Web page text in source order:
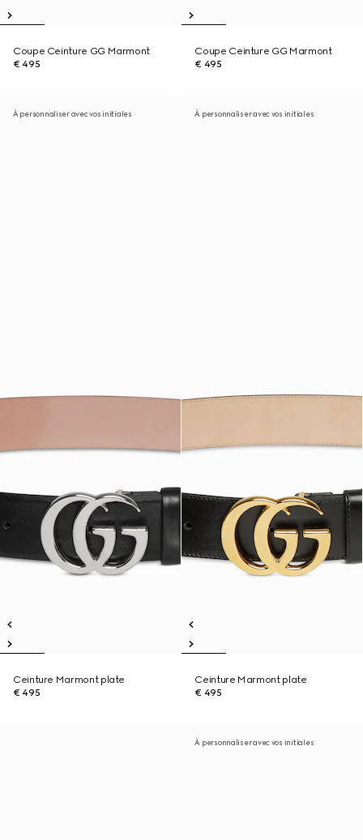
Coupe Ceinture GG Marmont
€ 495
Coupe Ceinture GG Marmont
€ 495
À personnaliser avec vos initiales
Ceinture Marmont plate
€ 495
À personnaliser avec vos initiales
Ceinture Marmont plate
€ 495
À personnaliser avec vos initiales